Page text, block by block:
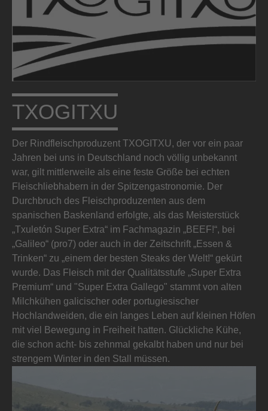
TXOGITXU
Der Rindfleischproduzent TXOGITXU, der vor ein paar
Jahren bei uns in Deutschland noch völlig unbekannt
war, gilt mittlerweile als eine feste Größe bei echten
Fleischliebhabern in der Spitzengastronomie. Der
Durchbruch des Fleischproduzenten aus dem
spanischen Baskenland erfolgte, als das Meisterstück
„Txuletón Super Extra“ im Fachmagazin „BEEF!“, bei
„Galileo“ (pro7) oder auch in der Zeitschrift „Essen &
Trinken“ zu „einem der besten Steaks der Welt!“ gekürt
wurde. Das Fleisch mit der Qualitätsstufe „Super Extra
Premium“ und "Super Extra Gallego" stammt von alten
Milchkühen galicischer oder portugiesischer
Hochlandweiden, die ein langes Leben auf kleinen Höfen
mit viel Bewegung in Freiheit hatten. Glückliche Kühe,
die schon acht- bis zehnmal gekalbt haben und nur bei
strengem Winter in den Stall müssen.